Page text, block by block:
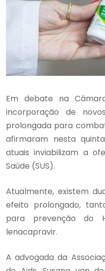
Em debate na
incorporação de
prolongada para
afirmaram nesta
atuais inviabilizam a
Saúde (SUS).
Atualmente, existem
efeito prolongado,
para prevenção do
lenacapravir.
A advogada da